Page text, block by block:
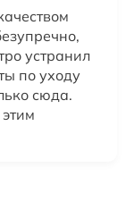
устранил
по уходу
сюда.